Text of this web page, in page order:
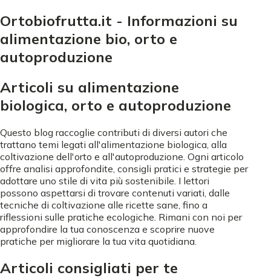
Ortobiofrutta.it - Informazioni su
alimentazione bio, orto e
autoproduzione
Articoli su alimentazione
biologica, orto e autoproduzione
Questo blog raccoglie contributi di diversi autori che
trattano temi legati all'alimentazione biologica, alla
coltivazione dell'orto e all'autoproduzione. Ogni articolo
offre analisi approfondite, consigli pratici e strategie per
adottare uno stile di vita più sostenibile. I lettori
possono aspettarsi di trovare contenuti variati, dalle
tecniche di coltivazione alle ricette sane, fino a
riflessioni sulle pratiche ecologiche. Rimani con noi per
approfondire la tua conoscenza e scoprire nuove
pratiche per migliorare la tua vita quotidiana.
Articoli consigliati per te